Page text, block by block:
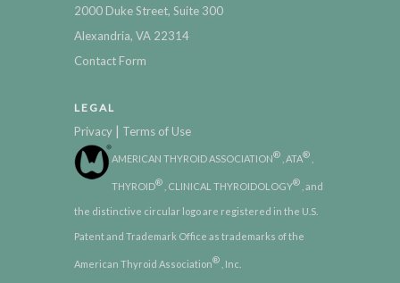
2000 Duke Street, Suite 300
Alexandria, VA 22314
Contact Form
LEGAL
Privacy | Terms of Use
AMERICAN THYROID ASSOCIATION® , ATA®
THYROID® , CLINICAL THYROIDOLOGY® , and
the distinctive circular logo are registered in the U.S.
Patent and Trademark Office as trademarks of the
American Thyroid Association® , Inc.